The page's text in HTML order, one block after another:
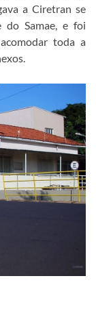
a Ciretran se
do Samae, e foi
toda a